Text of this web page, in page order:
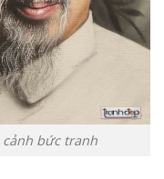
bức tranh